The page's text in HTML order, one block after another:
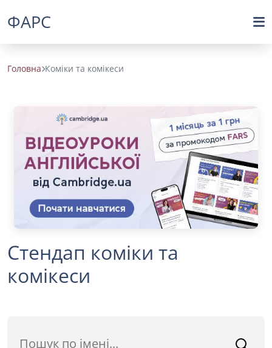
ФАРС
Головна Коміки та комікеси
Стендап коміки та
комікеси